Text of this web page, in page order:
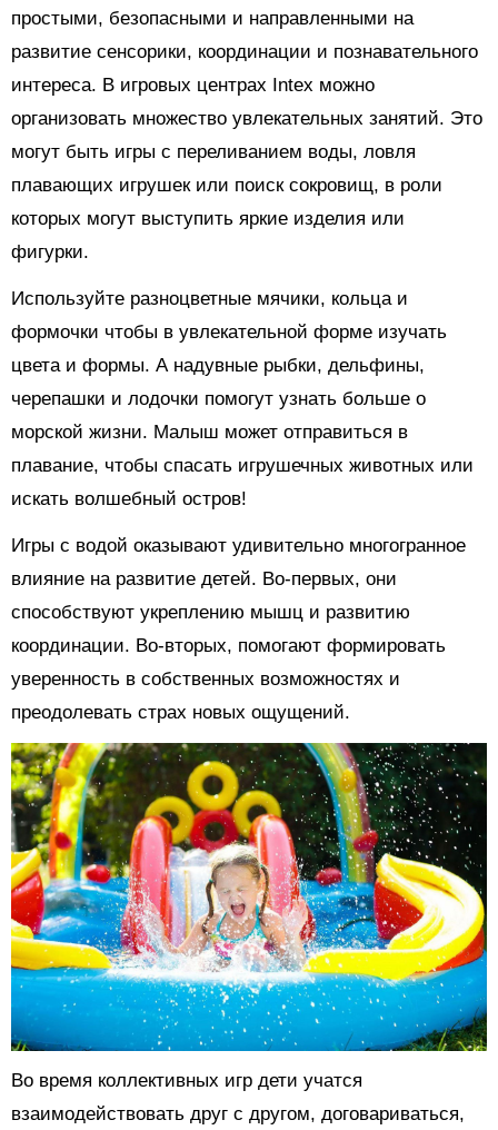
простыми, безопасными и направленными на
развитие сенсорики, координации и познавательного
интереса. В игровых центрах Intex можно
организовать множество увлекательных занятий. Это
могут быть игры с переливанием воды, ловля
плавающих игрушек или поиск сокровищ, в роли
которых могут выступить яркие изделия или
фигурки.
Используйте разноцветные мячики, кольца и
формочки чтобы в увлекательной форме изучать
цвета и формы. А надувные рыбки, дельфины,
черепашки и лодочки помогут узнать больше о
морской жизни. Малыш может отправиться в
плавание, чтобы спасать игрушечных животных или
искать волшебный остров!
Игры с водой оказывают удивительно многогранное
влияние на развитие детей. Во-первых, они
способствуют укреплению мышц и развитию
координации. Во-вторых, помогают формировать
уверенность в собственных возможностях и
преодолевать страх новых ощущений.
Во время коллективных игр дети учатся
взаимодействовать друг с другом, договариваться,